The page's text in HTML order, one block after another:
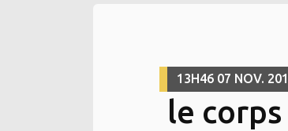
13H46 07 NOV.
le